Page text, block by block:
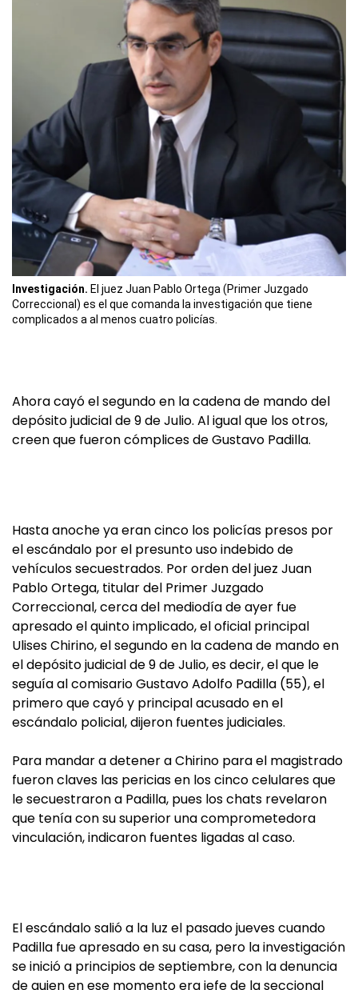
Investigación. El juez Juan Pablo Ortega (Primer Juzgado
Correccional) es el que comanda la investigación que tiene
complicados a al menos cuatro policías.
Ahora cayó el segundo en la cadena de mando del
depósito judicial de 9 de Julio. Al igual que los otros,
creen que fueron cómplices de Gustavo Padilla.
Hasta anoche ya eran cinco los policías presos por
el escándalo por el presunto uso indebido de
vehículos secuestrados. Por orden del juez Juan
Pablo Ortega, titular del Primer Juzgado
Correccional, cerca del mediodía de ayer fue
apresado el quinto implicado, el oficial principal
Ulises Chirino, el segundo en la cadena de mando en
el depósito judicial de 9 de Julio, es decir, el que le
seguía al comisario Gustavo Adolfo Padilla (55), el
primero que cayó y principal acusado en el
escándalo policial, dijeron fuentes judiciales.
Para mandar a detener a Chirino para el magistrado
fueron claves las pericias en los cinco celulares que
le secuestraron a Padilla, pues los chats revelaron
que tenía con su superior una comprometedora
vinculación, indicaron fuentes ligadas al caso.
El escándalo salió a la luz el pasado jueves cuando
Padilla fue apresado en su casa, pero la investigación
se inició a principios de septiembre, con la denuncia
de quien en ese momento era jefe de la seccional